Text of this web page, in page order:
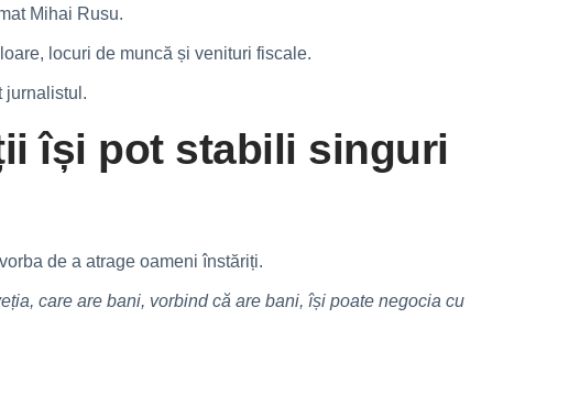
Mihai Rusu.
locuri de muncă și venituri fiscale.
jurnalistul.
își pot stabili singuri
de a atrage oameni înstăriți.
care are bani, vorbind că are bani, își poate negocia cu